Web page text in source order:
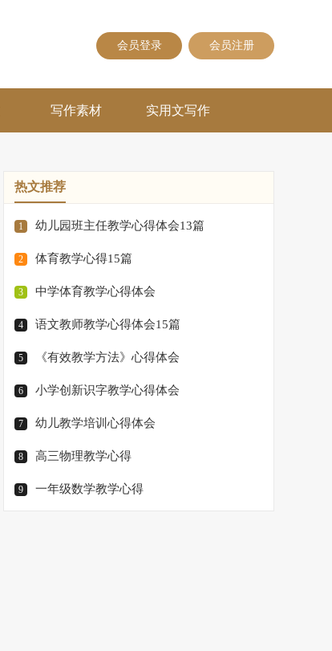
会员登录 会员注册
写作素材 实用文写作
热文推荐
1 幼儿园班主任教学心得体会13篇
2 体育教学心得15篇
3 中学体育教学心得体会
4 语文教师教学心得体会15篇
5 《有效教学方法》心得体会
6 小学创新识字教学心得体会
7 幼儿教学培训心得体会
8 高三物理教学心得
9 一年级数学教学心得